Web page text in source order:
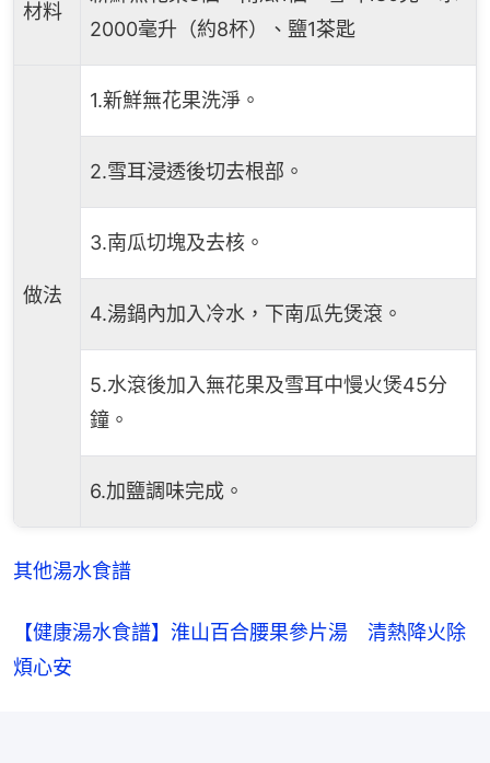
材料
2000毫升（約8杯）、鹽1茶匙
做法
1.新鮮無花果洗淨。
2.雪耳浸透後切去根部。
3.南瓜切塊及去核。
4.湯鍋內加入冷水，下南瓜先煲滾。
5.水滾後加入無花果及雪耳中慢火煲45分
鐘。
6.加鹽調味完成。
其他湯水食譜
【健康湯水食譜】淮山百合腰果參片湯　清熱降火除
煩心安